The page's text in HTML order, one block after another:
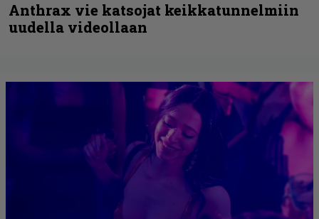
Anthrax vie katsojat keikkatunnelmiin
uudella videollaan